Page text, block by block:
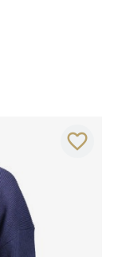
favorite_border